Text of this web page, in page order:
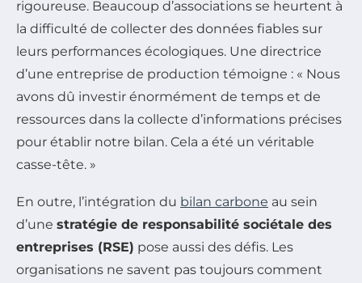
rigoureuse. Beaucoup d’associations se heurtent à
la difficulté de collecter des données fiables sur
leurs performances écologiques. Une directrice
d’une entreprise de production témoigne : « Nous
avons dû investir énormément de temps et de
ressources dans la collecte d’informations précises
pour établir notre bilan. Cela a été un véritable
casse-tête. »
En outre, l’intégration du bilan carbone au sein
d’une stratégie de responsabilité sociétale des
entreprises (RSE) pose aussi des défis. Les
organisations ne savent pas toujours comment